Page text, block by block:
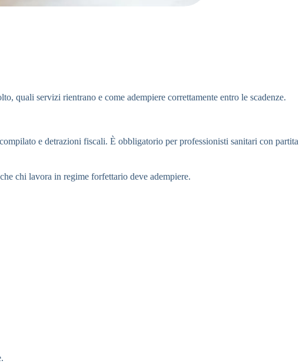
quali servizi rientrano e come adempiere correttamente entro le scadenze.
e detrazioni fiscali. È obbligatorio per professionisti sanitari con partita
chi lavora in regime forfettario deve adempiere.